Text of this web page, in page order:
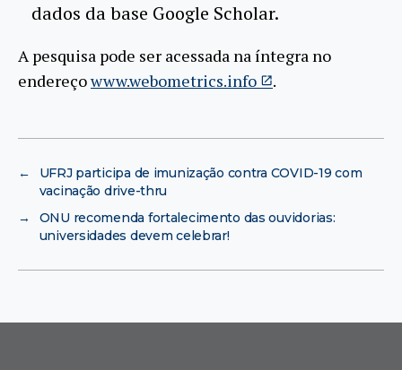
dados da base Google Scholar.
A pesquisa pode ser acessada na íntegra no
endereçowww.webometrics.info .
←
UFRJ participa de imunização contra COVID-19 com
vacinação drive-thru
→
ONU recomenda fortalecimento das ouvidorias:
universidades devem celebrar!